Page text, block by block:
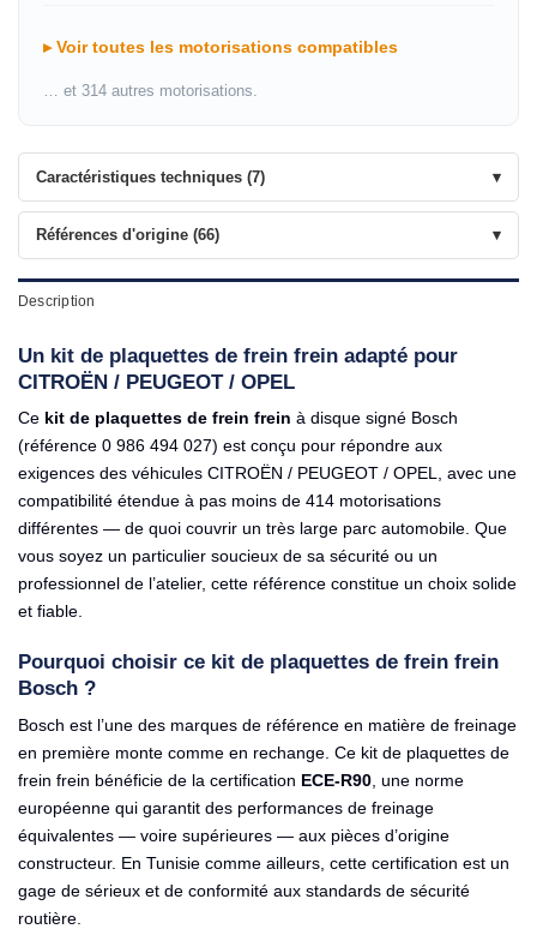
Voir toutes les motorisations compatibles
… et 314 autres motorisations.
Caractéristiques techniques (7)
Références d'origine (66)
Description
Un kit de plaquettes de frein frein adapté pour
CITROËN / PEUGEOT / OPEL
Ce kit de plaquettes de frein frein à disque signé Bosch
(référence 0 986 494 027) est conçu pour répondre aux
exigences des véhicules CITROËN / PEUGEOT / OPEL, avec une
compatibilité étendue à pas moins de 414 motorisations
différentes — de quoi couvrir un très large parc automobile. Que
vous soyez un particulier soucieux de sa sécurité ou un
professionnel de l’atelier, cette référence constitue un choix solide
et fiable.
Pourquoi choisir ce kit de plaquettes de frein frein
Bosch ?
Bosch est l’une des marques de référence en matière de freinage
en première monte comme en rechange. Ce kit de plaquettes de
frein frein bénéficie de la certification ECE-R90 , une norme
européenne qui garantit des performances de freinage
équivalentes — voire supérieures — aux pièces d’origine
constructeur. En Tunisie comme ailleurs, cette certification est un
gage de sérieux et de conformité aux standards de sécurité
routière.